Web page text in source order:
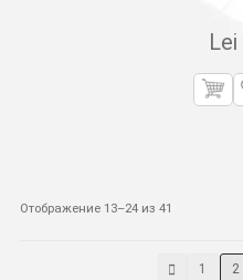
Lei
Отображение 13–24 из 41
1 2